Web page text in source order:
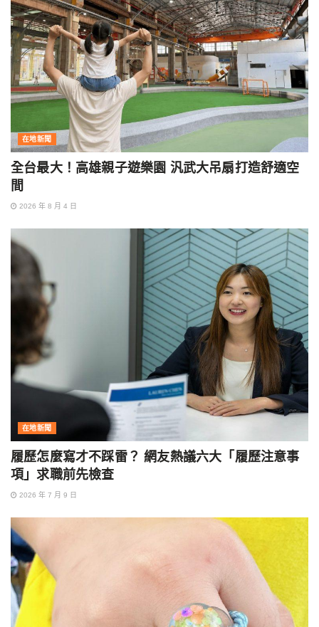
在地新聞
全台最大！高雄親子遊樂園 汎武大吊扇打造舒適空
間
2026 年 8 月 4 日
在地新聞
履歷怎麼寫才不踩雷？ 網友熱議六大「履歷注意事
項」求職前先檢查
2026 年 7 月 9 日